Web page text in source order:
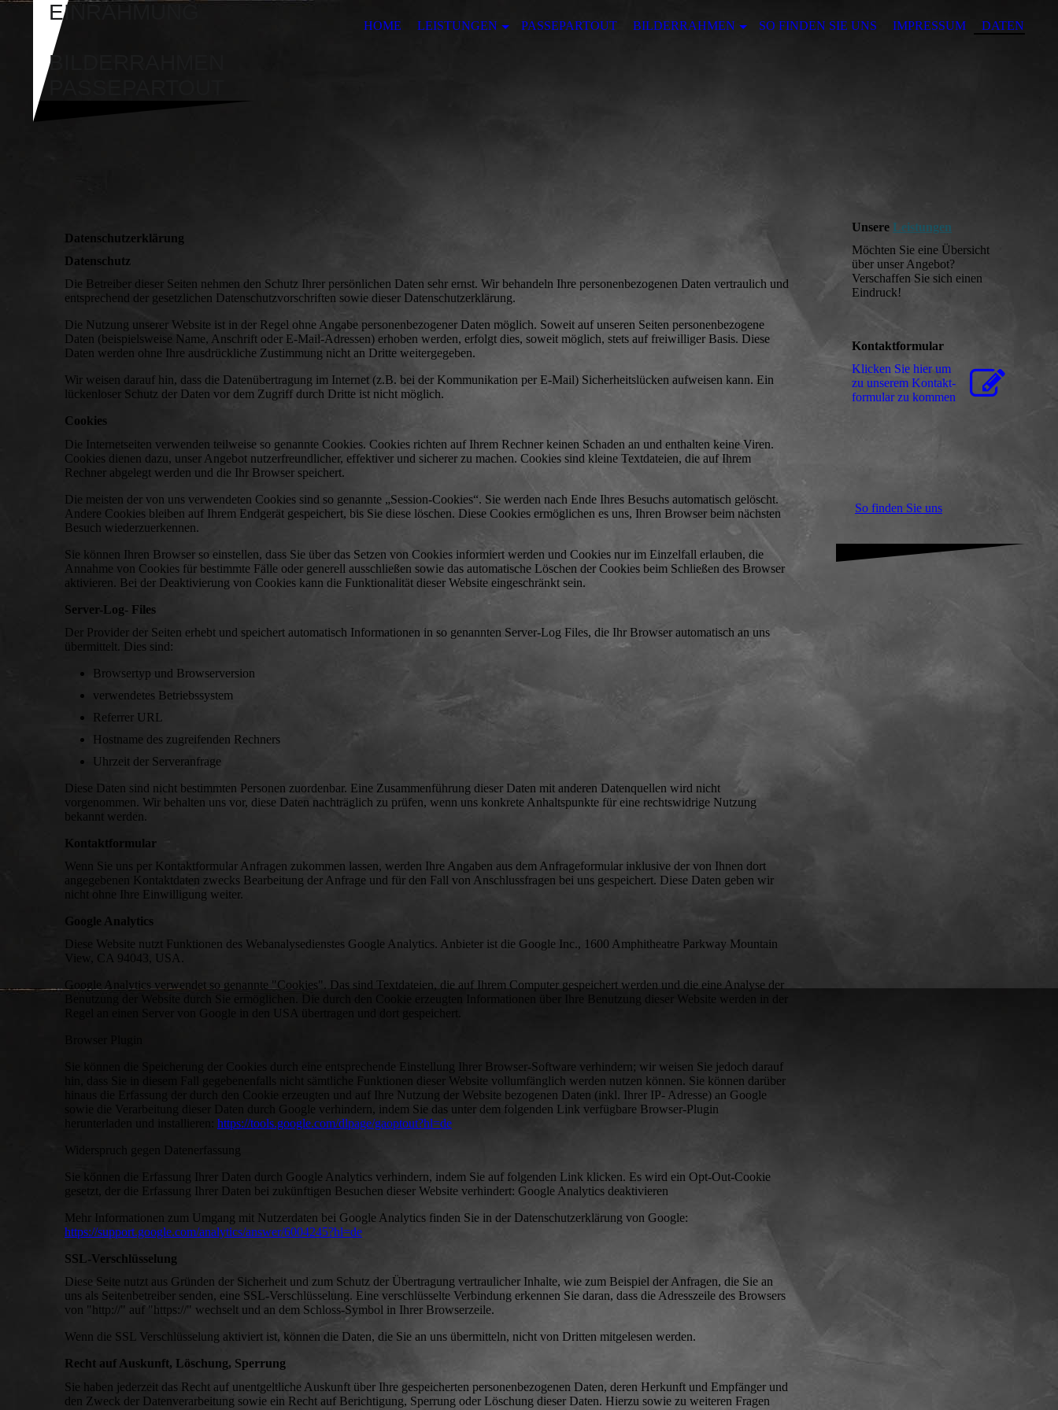
HOME LEISTUNGEN PASSEPARTOUT BILDERRAHMEN SO FINDEN SIE UNS IMPRESSUM
EINRAHMUNG
BILDERRAHMEN
Datenschutzerklärung
Datenschutz
Die Betreiber dieser Seiten nehmen den Schutz Ihrer persönlichen Daten sehr ernst. Wir behandeln Ihre personenbezogenen Daten vertraulich und
entsprechend der gesetzlichen Datenschutzvorschriften sowie dieser Datenschutzerklärung.
Die Nutzung unserer Website ist in der Regel ohne Angabe personenbezogener Daten möglich. Soweit auf unseren Seiten personenbezogene
Daten (beispielsweise Name, Anschrift oder E-Mail-Adressen) erhoben werden, erfolgt dies, soweit möglich, stets auf freiwilliger Basis. Diese
Daten werden ohne Ihre ausdrückliche Zustimmung nicht an Dritte weitergegeben.
Wir weisen darauf hin, dass die Datenübertragung im Internet (z.B. bei der Kommunikation per E-Mail) Sicherheitslücken aufweisen kann. Ein
lückenloser Schutz der Daten vor dem Zugriff durch Dritte ist nicht möglich.
Cookies
Die Internetseiten verwenden teilweise so genannte Cookies. Cookies richten auf Ihrem Rechner keinen Schaden an und enthalten keine Viren.
Cookies dienen dazu, unser Angebot nutzerfreundlicher, effektiver und sicherer zu machen. Cookies sind kleine Textdateien, die auf Ihrem
Rechner abgelegt werden und die Ihr Browser speichert.
Die meisten der von uns verwendeten Cookies sind so genannte „Session-Cookies“. Sie werden nach Ende Ihres Besuchs automatisch gelöscht.
Andere Cookies bleiben auf Ihrem Endgerät gespeichert, bis Sie diese löschen. Diese Cookies ermöglichen es uns, Ihren Browser beim nächsten
Besuch wiederzuerkennen.
Sie können Ihren Browser so einstellen, dass Sie über das Setzen von Cookies informiert werden und Cookies nur im Einzelfall erlauben, die
Annahme von Cookies für bestimmte Fälle oder generell ausschließen sowie das automatische Löschen der Cookies beim Schließen des Browser
aktivieren. Bei der Deaktivierung von Cookies kann die Funktionalität dieser Website eingeschränkt sein.
Server-Log- Files
Der Provider der Seiten erhebt und speichert automatisch Informationen in so genannten Server-Log Files, die Ihr Browser automatisch an uns
übermittelt. Dies sind:
Browsertyp und Browserversion
verwendetes Betriebssystem
Referrer URL
Hostname des zugreifenden Rechners
Uhrzeit der Serveranfrage
Diese Daten sind nicht bestimmten Personen zuordenbar. Eine Zusammenführung dieser Daten mit anderen Datenquellen wird nicht
vorgenommen. Wir behalten uns vor, diese Daten nachträglich zu prüfen, wenn uns konkrete Anhaltspunkte für eine rechtswidrige Nutzung
bekannt werden.
Kontaktformular
Wenn Sie uns per Kontaktformular Anfragen zukommen lassen, werden Ihre Angaben aus dem Anfrageformular inklusive der von Ihnen dort ​
angegebenen Kontaktdaten zwecks Bearbeitung der Anfrage und für den Fall von Anschlussfragen bei uns gespeichert. Diese Daten geben wir
nicht ohne Ihre Einwilligung weiter.
Google Analytics
Diese Website nutzt Funktionen des Webanalysedienstes Google Analytics. Anbieter ist die Google Inc., 1600 Amphitheatre Parkway Mountain
View, CA 94043, USA.
Google Analytics verwendet so genannte "Cookies". Das sind Textdateien, die auf Ihrem Computer gespeichert werden und die eine Analyse der
Benutzung der Website durch Sie ermöglichen. Die durch den Cookie erzeugten Informationen über Ihre Benutzung dieser Website werden in der
Regel an einen Server von Google in den USA übertragen und dort gespeichert.
Sie können die Speicherung der Cookies durch eine entsprechende Einstellung Ihrer Browser-Software verhindern; wir weisen Sie jedoch darauf
hin, dass Sie in diesem Fall gegebenenfalls nicht sämtliche Funktionen dieser Website vollumfänglich werden nutzen können. Sie können darüber
hinaus die Erfassung der durch den Cookie erzeugten und auf Ihre Nutzung der Website bezogenen Daten (inkl. Ihrer IP- Adresse) an Google
sowie die Verarbeitung dieser Daten durch Google verhindern, indem Sie das unter dem folgenden Link verfügbare Browser-Plugin
herunterladen und installieren: https://tools.google.com/dlpage/gaoptout?hl=de
Widerspruch gegen Datenerfassung
Sie können die Erfassung Ihrer Daten durch Google Analytics verhindern, indem Sie auf folgenden Link klicken. Es wird ein Opt-Out-Cookie
gesetzt, der die Erfassung Ihrer Daten bei zukünftigen Besuchen dieser Website verhindert: Google Analytics deaktivieren
Mehr Informationen zum Umgang mit Nutzerdaten bei Google Analytics finden Sie in der Datenschutzerklärung von Google:
https://support.google.com/analytics/answer/6004245?hl=de
SSL-Verschlüsselung
Diese Seite nutzt aus Gründen der Sicherheit und zum Schutz der Übertragung vertraulicher Inhalte, wie zum Beispiel der Anfragen, die Sie an
uns als Seitenbetreiber senden, eine SSL-Verschlüsselung. Eine verschlüsselte Verbindung erkennen Sie daran, dass die Adresszeile des Browsers
von "http://" auf "https://" wechselt und an dem Schloss-Symbol in Ihrer Browserzeile.
Wenn die SSL Verschlüsselung aktiviert ist, können die Daten, die Sie an uns übermitteln, nicht von Dritten mitgelesen werden.
Recht auf Auskunft, Löschung, Sperrung
Sie haben jederzeit das Recht auf unentgeltliche Auskunft über Ihre gespeicherten personenbezogenen Daten, deren Herkunft und Empfänger und
den Zweck der Datenverarbeitung sowie ein Recht auf Berichtigung, Sperrung oder Löschung dieser Daten. Hierzu sowie zu weiteren Fragen
Unsere Leistungen
Möchten Sie eine Übersicht
über unser Angebot?
Verschaffen Sie sich einen
Eindruck!
Kontaktformular
Klicken Sie hier um
zu unserem Kon­takt­
for­mu­lar zu kommen
So finden Sie uns